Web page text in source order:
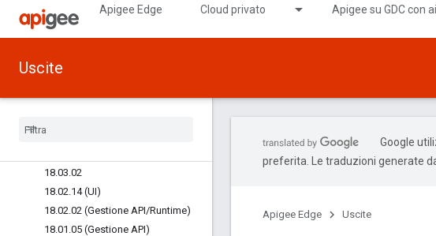
Apigee Edge Cloud privato Apigee su GDC con
Uscite
18.05.09
18.05.04
ospitate
18.04.06
18
18.03.02
18.02.14 (UI)
18.02.02 (Gestione API/Runtime)
18.01 .05 (Gestione API)
Google
preferita. Le traduzioni generate
Apigee Edge Uscite